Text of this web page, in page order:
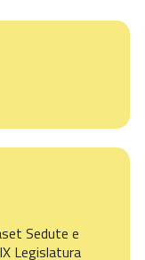
Sedute e
Legislatura